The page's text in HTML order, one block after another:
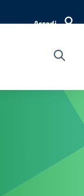
Accedi